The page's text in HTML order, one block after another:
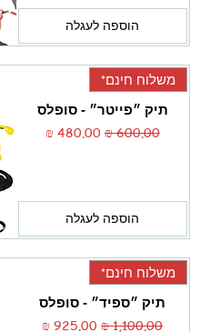
הוספה לעגלה
משלוח חינם*
תיק ״פייטר״ - סופלס
מחיר רגיל‏600.00 ‏₪ מחיר מבצע
הוספה לעגלה
משלוח חינם*
תיק ״ספיד״ - סופלס
מחיר רגיל‏1,100.00 ‏₪ מחיר מבצע